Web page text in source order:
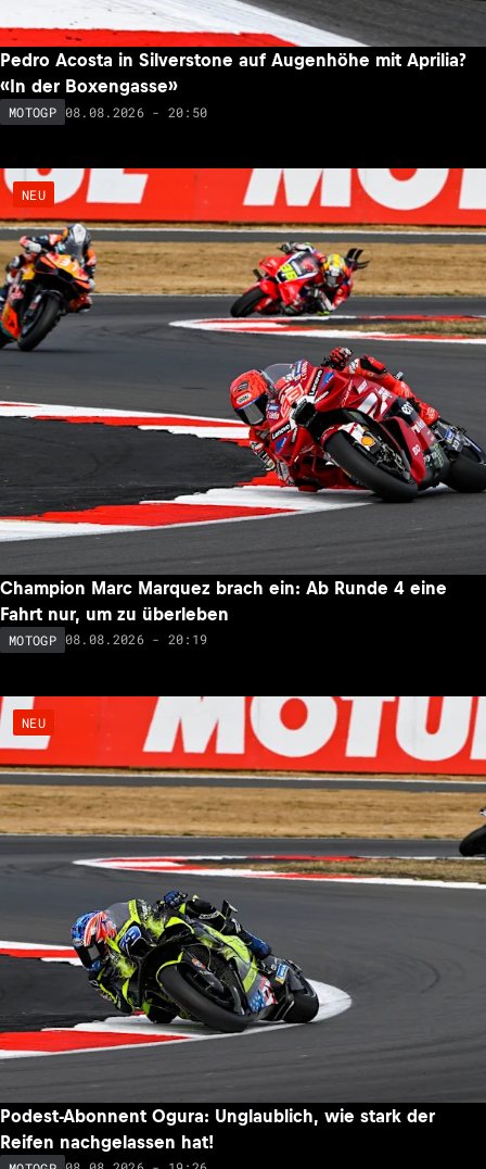
Pedro Acosta in Silverstone auf Augenhöhe mit Aprilia?
«In der Boxengasse»
MOTOGP 08.08.2026 - 20:50
NEU
Champion Marc Marquez brach ein: Ab Runde 4 eine
Fahrt nur, um zu überleben
MOTOGP 08.08.2026 - 20:19
NEU
Podest-Abonnent Ogura: Unglaublich, wie stark der
Reifen nachgelassen hat!